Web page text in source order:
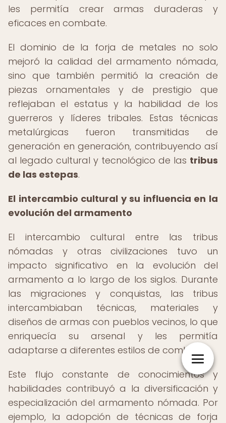
les permitía crear armas duraderas y
eficaces en combate.
El dominio de la forja de metales no solo
mejoró la calidad del armamento nómada,
sino que también permitió la creación de
piezas ornamentales y de prestigio que
reflejaban el estatus y la habilidad de los
guerreros y líderes tribales. Estas técnicas
metalúrgicas fueron transmitidas de
generación en generación, contribuyendo así
al legado cultural y tecnológico de las tribus
de las estepas.
El intercambio cultural y su influencia en la
evolución del armamento
El intercambio cultural entre las tribus
nómadas y otras civilizaciones tuvo un
impacto significativo en la evolución del
armamento a lo largo de los siglos. Durante
las migraciones y conquistas, las tribus
intercambiaban técnicas, materiales y
diseños de armas con pueblos vecinos, lo que
enriquecía su arsenal y les permitía
adaptarse a diferentes estilos de combate.
Este flujo constante de conocimientos y
habilidades contribuyó a la diversificación y
especialización del armamento nómada. Por
ejemplo, la adopción de técnicas de forja